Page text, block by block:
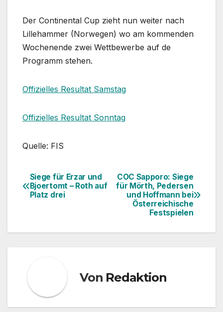
Der Continental Cup zieht nun weiter nach
Lillehammer (Norwegen) wo am kommenden
Wochenende zwei Wettbewerbe auf de
Programm stehen.
Offizielles Resultat Samstag
Offizielles Resultat Sonntag
Quelle: FIS
Beitragsnavigation
COC Sapporo: Siege
für Mörth, Pedersen
und Hoffmann bei
Österreichische
Festspielen
Siege für Erzar und
Bjoertomt – Roth auf
Platz drei
Von Redaktion